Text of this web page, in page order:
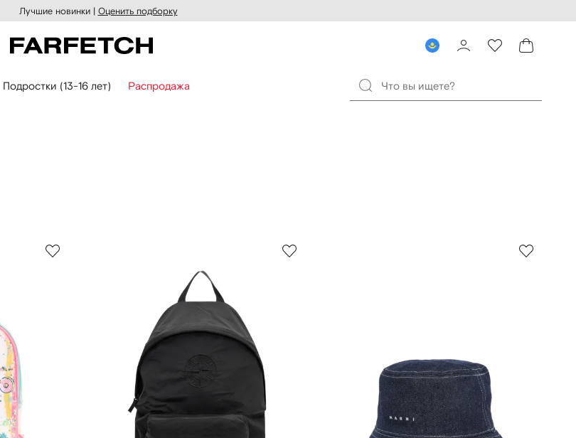
Лучшие новинки | Оценить подборку
Подростки (13-16 лет) Распродажа